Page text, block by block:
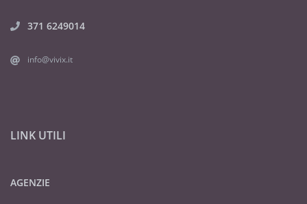
371 6249014
info@vivix.it
LINK UTILI
AGENZIE